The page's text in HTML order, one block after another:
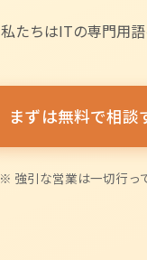
私たちはITの専門用
まずは無料で相談
※ 強引な営業は一切行っ